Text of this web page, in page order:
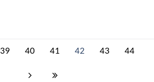
39 40 41 42 43 44